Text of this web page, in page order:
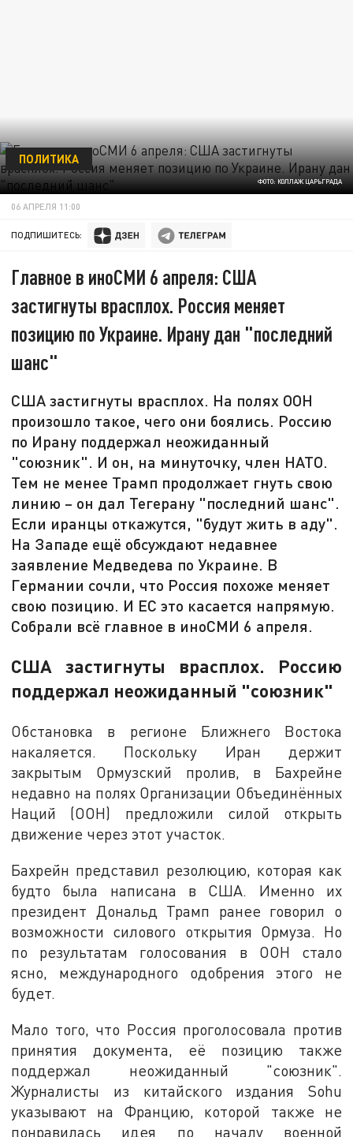
ФОТО: КОЛЛАЖ ЦАРЬГРАДА
ПОЛИТИКА
06 АПРЕЛЯ 11:00
ПОДПИШИТЕСЬ:
Главное в иноСМИ 6 апреля: США
застигнуты врасплох. Россия меняет
позицию по Украине. Ирану дан "последний
шанс"
США застигнуты врасплох. На полях ООН
произошло такое, чего они боялись. Россию
по Ирану поддержал неожиданный
"союзник". И он, на минуточку, член НАТО.
Тем не менее Трамп продолжает гнуть свою
линию – он дал Тегерану "последний шанс".
Если иранцы откажутся, "будут жить в аду".
На Западе ещё обсуждают недавнее
заявление Медведева по Украине. В
Германии сочли, что Россия похоже меняет
свою позицию. И ЕС это касается напрямую.
Собрали всё главное в иноСМИ 6 апреля.
США застигнуты врасплох. Россию
поддержал неожиданный "союзник"
Обстановка в регионе Ближнего Востока
накаляется. Поскольку Иран держит
закрытым Ормузский пролив, в Бахрейне
недавно на полях Организации Объединённых
Наций (ООН) предложили силой открыть
движение через этот участок.
Бахрейн представил резолюцию, которая как
будто была написана в США. Именно их
президент Дональд Трамп ранее говорил о
возможности силового открытия Ормуза. Но
по результатам голосования в ООН стало
ясно, международного одобрения этого не
будет.
Мало того, что Россия проголосовала против
принятия документа, её позицию также
поддержал неожиданный "союзник".
Журналисты из китайского издания Sohu
указывают на Францию, которой также не
понравилась идея по началу военной